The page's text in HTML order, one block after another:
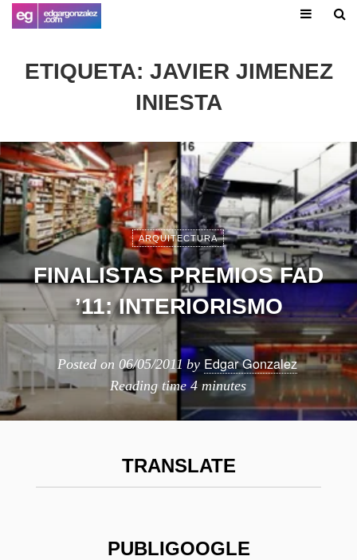
ETIQUETA: JAVIER JIMENEZ
INIESTA
ARQUITECTURA
FINALISTAS PREMIOS FAD
’11: INTERIORISMO
Posted on 06/05/2011 by Edgar Gonzalez
Reading time4 minutes
TRANSLATE
PUBLIGOOGLE